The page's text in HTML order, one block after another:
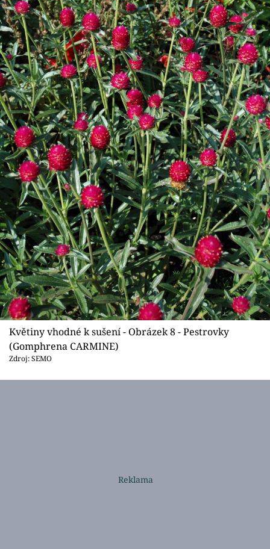
Květiny vhodné k sušení - Obrázek 8 - Pestrovky
(Gomphrena CARMINE)
Zdroj: SEMO